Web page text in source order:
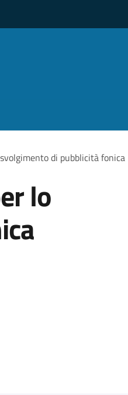
di pubblicità fonica
lo